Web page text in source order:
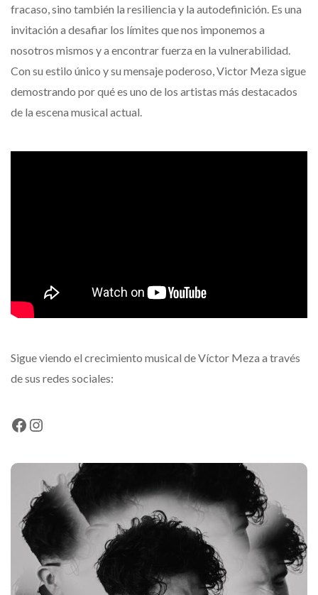
fracaso, sino también la resiliencia y la autodefinición. Es una
invitación a desafiar los límites que nos imponemos a
nosotros mismos y a encontrar fuerza en la vulnerabilidad.
Con su estilo único y su mensaje poderoso, Victor Meza sigue
demostrando por qué es uno de los artistas más destacados
de la escena musical actual.
Sigue viendo el crecimiento musical de Víctor Meza a través
de sus redes sociales:
Facebook
Instagram